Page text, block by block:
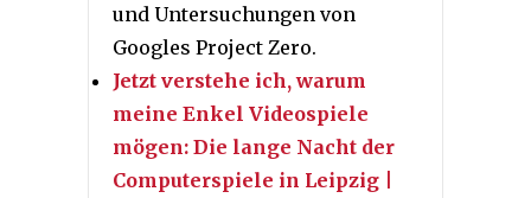
und Untersuchungen von
Googles Project Zero.
Jetzt verstehe ich, warum
meine Enkel Videospiele
mögen: Die lange Nacht der
Computerspiele in Leipzig